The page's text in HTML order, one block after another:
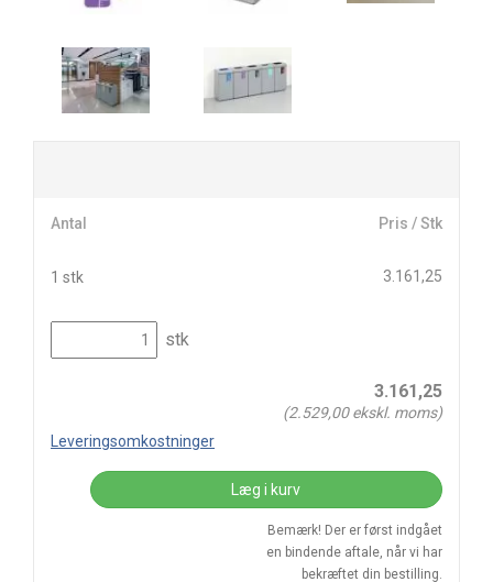
Antal Pris / Stk
1 stk 3.161,25
stk
3.161,25
(2.529,00ekskl. moms)
Leveringsomkostninger
Læg i kurv
Bemærk! Der er først indgået
en bindende aftale, når vi har
bekræftet din bestilling.